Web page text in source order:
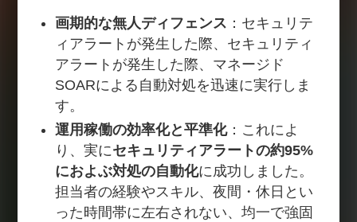
画期的な無人ディフェンス ：セキュリテ
ィアラートが発生した際、セキュリティ
アラートが発生した際、マネージド
SOARによる自動対処を迅速に実行しま
す。
運用稼働の効率化と平準化：これによ
り、実にセキュリティアラートの約95%
におよぶ対処の自動化に成功しました。
担当者の経験やスキル、夜間・休日とい
った時間帯に左右されない、均一で強固